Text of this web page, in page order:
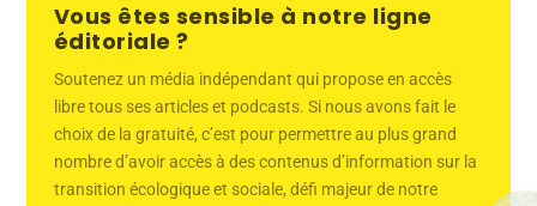
Vous êtes sensible à notre ligne
éditoriale ?
Soutenez un média indépendant qui propose en accès
libre tous ses articles et podcasts. Si nous avons fait le
choix de la gratuité, c’est pour permettre au plus grand
nombre d’avoir accès à des contenus d’information sur la
transition écologique et sociale, défi majeur de notre